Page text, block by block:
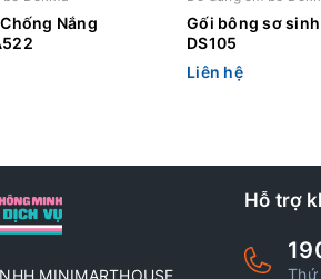
Nắng
Gối bông sơ
DS105
Liên hệ
MINIMARTHOUSE
Hỗ trợ